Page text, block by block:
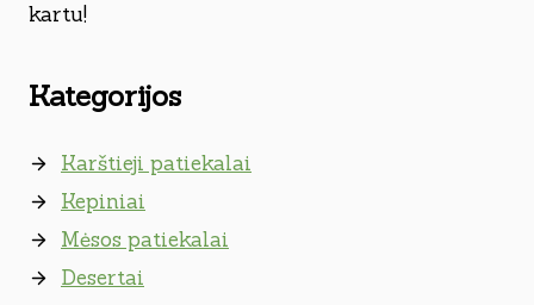
kartu!
Kategorijos
Karštieji patiekalai
Kepiniai
Mėsos patiekalai
Desertai